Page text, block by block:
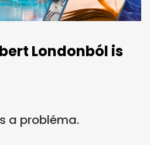
Londonból is
a probléma.